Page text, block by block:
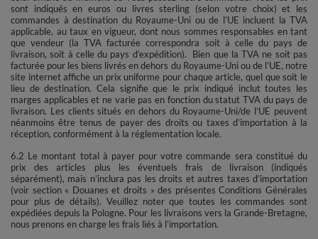
sont indiqués en euros ou livres sterling (selon votre choix) et les
commandes à destination du Royaume-Uni ou de l’UE incluent la TVA
applicable, au taux en vigueur, dont nous sommes responsables en tant
que vendeur (la TVA facturée correspondra soit à celle du pays de
livraison, soit à celle du pays d’expédition). Bien que la TVA ne soit pas
facturée pour les biens livrés en dehors du Royaume-Uni ou de l’UE, notre
site internet affiche un prix uniforme pour chaque article, quel que soit le
lieu de destination. Cela signifie que le prix indiqué inclut toutes les
marges applicables et ne varie pas en fonction du statut TVA du pays de
livraison. Les clients situés en dehors du Royaume-Uni/de l’UE peuvent
néanmoins être tenus de payer des droits ou taxes d’importation à la
réception, conformément à la réglementation locale.
6.2 Le montant total à payer pour votre commande sera constitué du
prix des articles plus les éventuels frais de livraison (indiqués
séparément), mais n’inclura pas les droits et autres taxes d’importation
(voir section « Douanes et droits » des présentes Conditions Générales
pour plus de détails). Veuillez noter que toutes les commandes sont
expédiées depuis la Pologne. Pour les livraisons vers la Grande-Bretagne,
nous prenons en charge les frais liés à l’importation.